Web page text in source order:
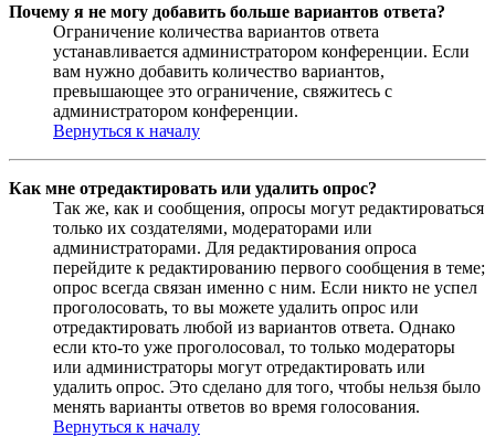
Почему я не могу добавить больше вариантов ответа?
Ограничение количества вариантов ответа
устанавливается администратором конференции. Если
вам нужно добавить количество вариантов,
превышающее это ограничение, свяжитесь с
администратором конференции.
Вернуться к началу
Как мне отредактировать или удалить опрос?
Так же, как и сообщения, опросы могут редактироваться
только их создателями, модераторами или
администраторами. Для редактирования опроса
перейдите к редактированию первого сообщения в теме;
опрос всегда связан именно с ним. Если никто не успел
проголосовать, то вы можете удалить опрос или
отредактировать любой из вариантов ответа. Однако
если кто-то уже проголосовал, то только модераторы
или администраторы могут отредактировать или
удалить опрос. Это сделано для того, чтобы нельзя было
менять варианты ответов во время голосования.
Вернуться к началу